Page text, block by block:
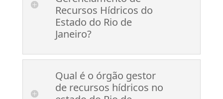
Recursos Hídricos do
Estado do Rio de
Janeiro?
Qual é o órgão gestor
de recursos hídricos no